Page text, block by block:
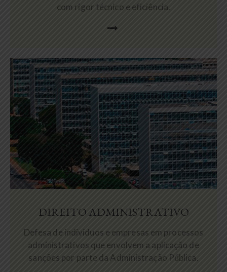
com rigor técnico e eficiência.
DIREITO ADMINISTRATIVO
Defesa de indivíduos e empresas em processos
administrativos que envolvem a aplicação de
sanções por parte da Administração Pública.